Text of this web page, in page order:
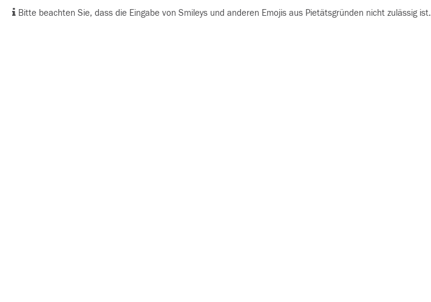
Bitte beachten Sie, dass die Eingabe von Smileys und anderen Emojis aus Pietätsgründen nicht zulässig ist.